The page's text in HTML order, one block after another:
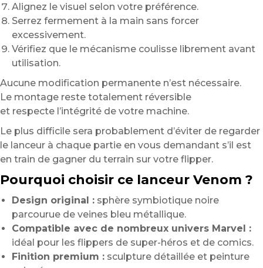
Alignez le visuel selon votre préférence.
Serrez fermement à la main sans forcer
excessivement.
Vérifiez que le mécanisme coulisse librement avant
utilisation.
Aucune modification permanente n’est nécessaire.
Le montage reste totalement réversible
et respecte l’intégrité de votre machine.
Le plus difficile sera probablement d’éviter de regarder
le lanceur à chaque partie en vous demandant s’il est
en train de gagner du terrain sur votre flipper.
Pourquoi choisir ce lanceur Venom ?
Design original : sphère symbiotique noire
parcourue de veines bleu métallique.
Compatible avec de nombreux univers Marvel :
idéal pour les flippers de super-héros et de comics.
Finition premium : sculpture détaillée et peinture